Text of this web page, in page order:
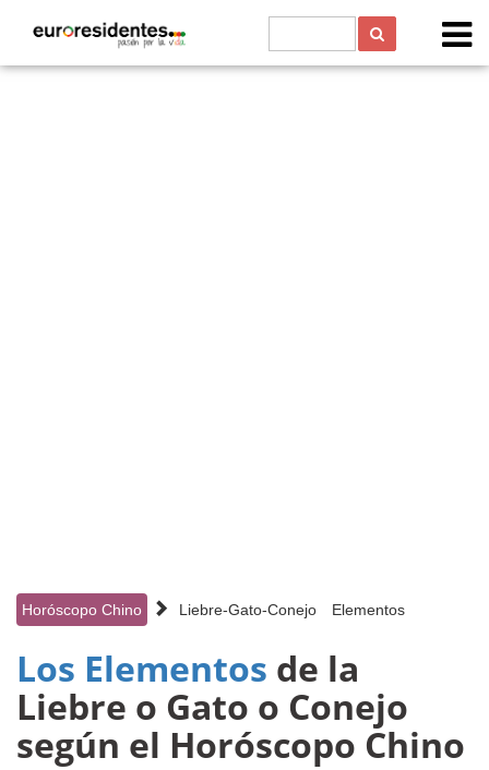
Horóscopo Chino Liebre-Gato-Conejo Elementos
Los Elementos de la
Liebre o Gato o Conejo
según el Horóscopo Chino